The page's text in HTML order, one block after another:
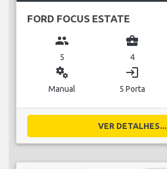
FORD FOCUS ESTATE
group
5
business_center
4
miscellaneous_services
Manual
login
5 Porta
VER DETALHES...